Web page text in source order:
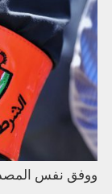
ووفق نفس